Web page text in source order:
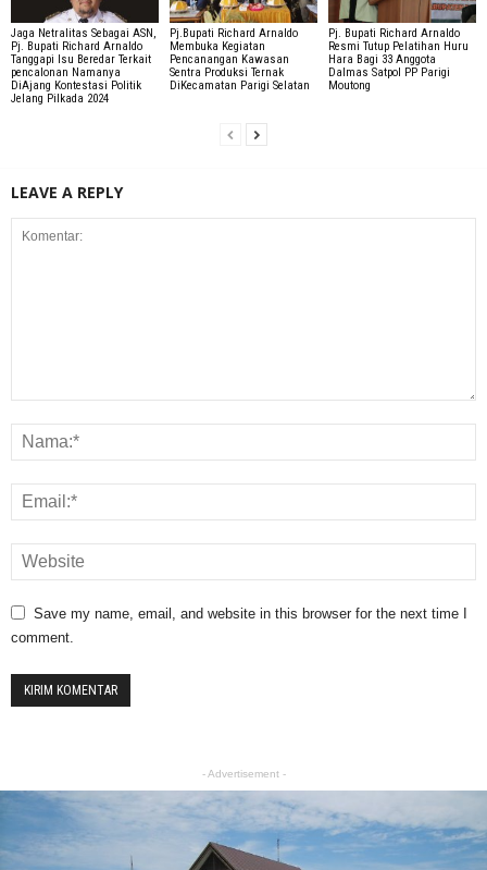
Jaga Netralitas Sebagai ASN,
Pj. Bupati Richard Arnaldo
Tanggapi Isu Beredar Terkait
pencalonan Namanya
DiAjang Kontestasi Politik
Jelang Pilkada 2024
Pj.Bupati Richard Arnaldo
Membuka Kegiatan
Pencanangan Kawasan
Sentra Produksi Ternak
DiKecamatan Parigi Selatan
Pj. Bupati Richard Arnaldo
Resmi Tutup Pelatihan Huru
Hara Bagi 33 Anggota
Dalmas Satpol PP Parigi
Moutong
LEAVE A REPLY
Save my name, email, and website in this browser for the next time I
comment.
- Advertisement -